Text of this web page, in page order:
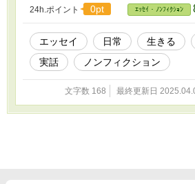
24h.ポイント 0pt ｴｯｾｲ・ﾉﾝﾌｨｸｼｮﾝ
エッセイ 日常 生きる
実話
ノンフィクション
文字数 168 最終更新日